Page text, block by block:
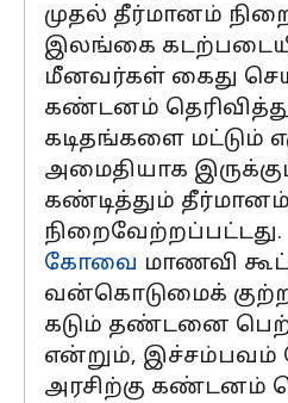
முதல் தீர்மானம்
இலங்கை
மீனவர்கள் கைது
கண்டனம்
கடிதங்களை மட்டும்
அமைதியாக
கண்டித்தும் தீர்மானம்
நிறைவேற்றப்பட்டது.
கோவை மாணவி
வன்கொடுமைக்
கடும் தண்டனை
என்றும், இச்சம்பவம்
அரசிற்கு கண்டனம்